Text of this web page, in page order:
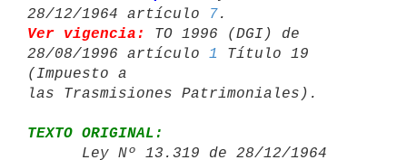
28/12/1964 artículo
7
Ver vigencia: TO 1996 (DGI) de
28/08/1996 artículo 1
Título 19
(Impuesto a
TEXTO ORIGINAL: